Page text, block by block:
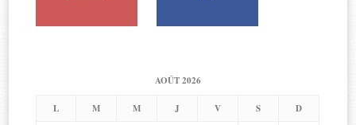
AOÛT 2026
L M M J V S D